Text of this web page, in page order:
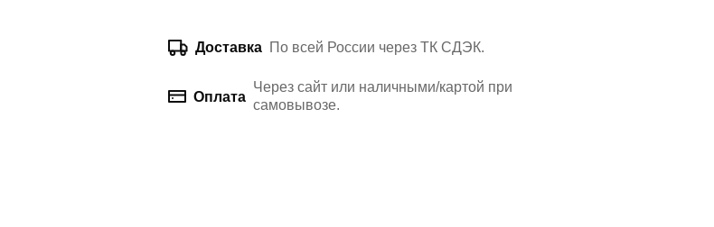
Доставка По всей России через ТК СДЭК.
Оплата
Через сайт или наличными/картой при
самовывозе.